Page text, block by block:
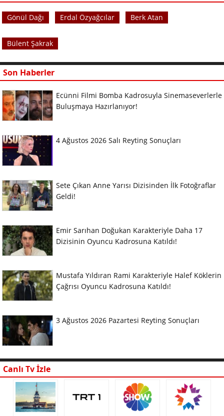
Gönül Dağı Erdal Özyağcılar Berk Atan
Bülent Şakrak
Son Haberler
Ecünni Filmi Bomba Kadrosuyla Sinemaseverlerle
Buluşmaya Hazırlanıyor!
4 Ağustos 2026 Salı Reyting Sonuçları
Sete Çıkan Anne Yarısı Dizisinden İlk Fotoğraflar
Geldi!
Emir Sarıhan Doğukan Karakteriyle Daha 17
Dizisinin Oyuncu Kadrosuna Katıldı!
Mustafa Yıldıran Rami Karakteriyle Halef Köklerin
Çağrısı Oyuncu Kadrosuna Katıldı!
3 Ağustos 2026 Pazartesi Reyting Sonuçları
Canlı Tv İzle